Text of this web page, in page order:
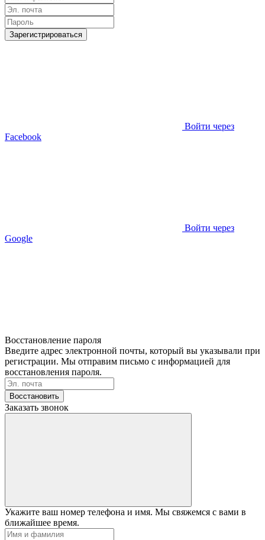
Зарегистрироваться
Войти через
Facebook
Войти через
Google
Восстановление пароля
Введите адрес электронной почты, который вы указывали при
регистрации. Мы отправим письмо с информацией для
восстановления пароля.
Восстановить
Заказать звонок
Укажите ваш номер телефона и имя. Мы свяжемся с вами в
ближайшее время.